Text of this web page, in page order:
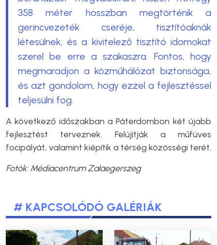
358 méter hosszban megtörténik a
gerincvezeték cseréje, tisztítóaknák
létesülnek, és a kivitelező tisztító idomokat
szerel be erre a szakaszra. Fontos, hogy
megmaradjon a közműhálózat biztonsága,
és azt gondolom, hogy ezzel a fejlesztéssel
teljesülni fog.
A következő időszakban a Páterdombon két újabb
fejlesztést terveznek. Felújítják a műfüves
focipályát, valamint kiépítik a térség közösségi terét.
Fotók: Médiacentrum Zalaegerszeg
# KAPCSOLÓDÓ GALÉRIÁK